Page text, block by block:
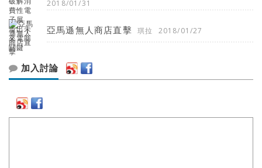
2018/01/31
亞馬遜無人商店直擊 琪拉 2018/01/27
加入討論